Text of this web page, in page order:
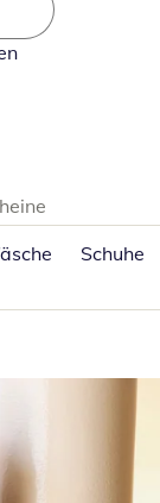
Schuhe